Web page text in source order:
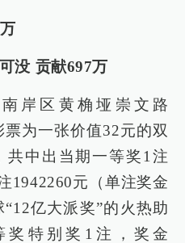
没 贡献697万
岸区黄桷垭崇文路
为一张价值32元的双
共中出当期一等奖1注
1942260元（单注奖金
亿大派奖”的火热助
奖特别奖1注，奖金